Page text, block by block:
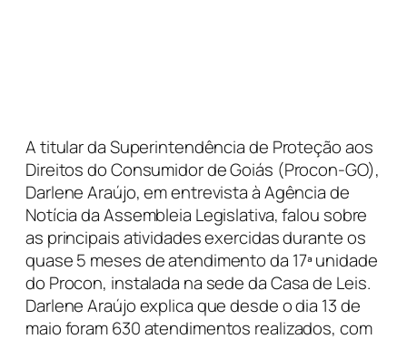
A titular da Superintendência de Proteção aos
Direitos do Consumidor de Goiás (Procon-GO),
Darlene Araújo, em entrevista à Agência de
Notícia da Assembleia Legislativa, falou sobre
as principais atividades exercidas durante os
quase 5 meses de atendimento da 17ª unidade
do Procon, instalada na sede da Casa de Leis.
Darlene Araújo explica que desde o dia 13 de
maio foram 630 atendimentos realizados, com